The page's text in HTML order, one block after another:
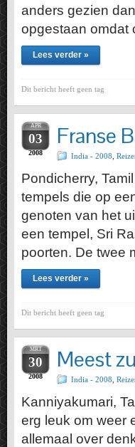
anders gezien
opgestaan omdat
Lees verder »
Dit bericht heeft geen tag
APR
03
2008
Franse
India - 2008
Pondicherry,
tempels die op
genoten van het
een tempel, Sri
poorten. De twee
Lees verder »
Dit bericht heeft geen tag
MRT
30
2008
Meest
India - 2008
Kanniyakumari,
erg leuk om weer
allemaal over